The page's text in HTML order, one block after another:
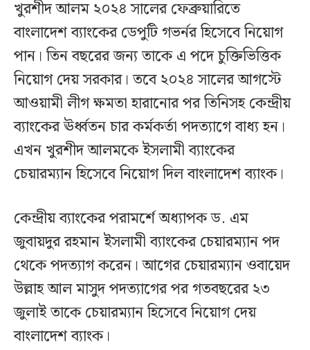
খুরশীদ আলম ২০২৪ সালের ফেব্রুয়ারিতে
বাংলাদেশ ব্যাংকের ডেপুটি গভর্নর হিসেবে নিয়োগ
পান। তিন বছরের জন্য তাকে এ পদে চুক্তিভিত্তিক
নিয়োগ দেয় সরকার। তবে ২০২৪ সালের আগস্টে
আওয়ামী লীগ ক্ষমতা হারানোর পর তিনিসহ কেন্দ্রীয়
ব্যাংকের ঊর্ধ্বতন চার কর্মকর্তা পদত্যাগে বাধ্য হন।
এখন খুরশীদ আলমকে ইসলামী ব্যাংকের
চেয়ারম্যান হিসেবে নিয়োগ দিল বাংলাদেশ ব্যাংক।
কেন্দ্রীয় ব্যাংকের পরামর্শে অধ্যাপক ড. এম
জুবায়দুর রহমান ইসলামী ব্যাংকের চেয়ারম্যান পদ
থেকে পদত্যাগ করেন। আগের চেয়ারম্যান ওবায়েদ
উল্লাহ আল মাসুদ পদত্যাগের পর গতবছরের ২৩
জুলাই তাকে চেয়ারম্যান হিসেবে নিয়োগ দেয়
বাংলাদেশ ব্যাংক।